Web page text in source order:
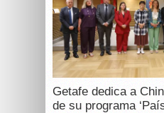
Getafe dedica a
de su programa